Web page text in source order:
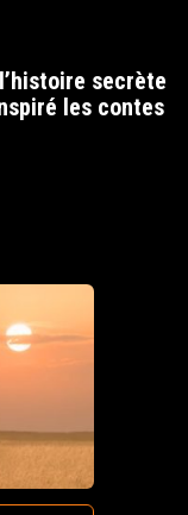
secrète
les contes